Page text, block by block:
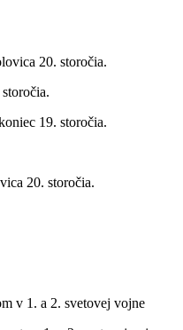
20. storočia.
19. storočia.
20. storočia.
v 1. a 2. svetovej vojne